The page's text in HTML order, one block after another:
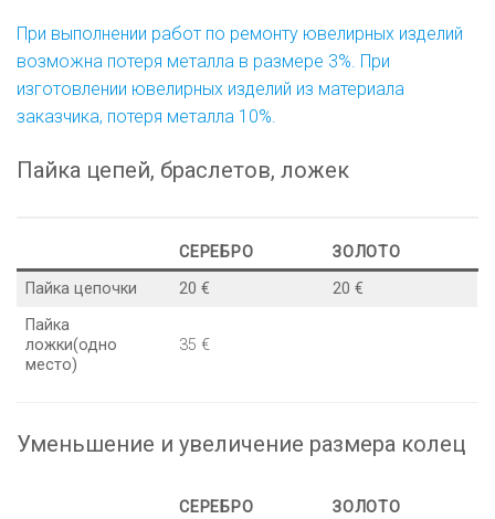
При выполнении работ по ремонту ювелирных изделий
возможна потеря металла в размере 3%. При
изготовлении ювелирных изделий из материала
заказчика, потеря металла 10%.
Пайка цепей, браслетов, ложек
СЕРЕБРО
ЗОЛОТО
Пайка цепочки
20 €
20 €
Пайка
ложки(одно
место)
35 €
Уменьшение и увеличение размера колец
СЕРЕБРО
ЗОЛОТО